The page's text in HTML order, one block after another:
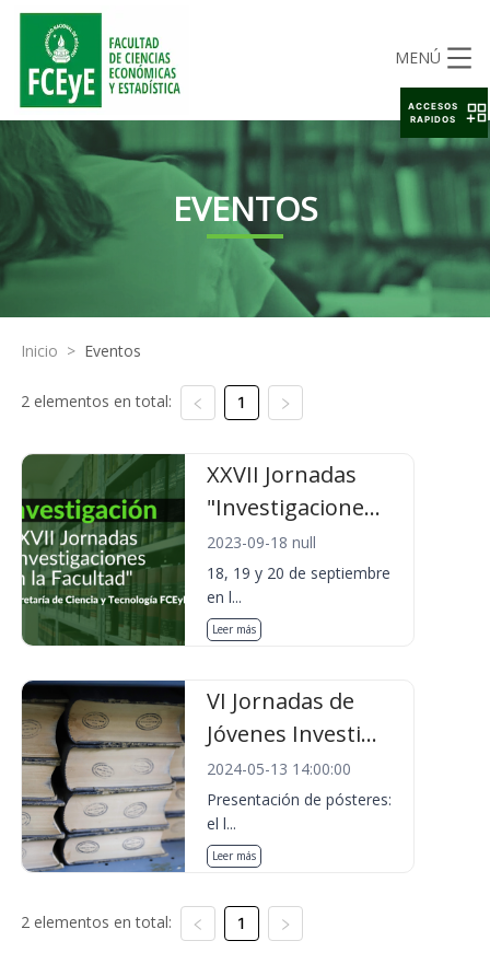
MENÚ
EVENTOS
Inicio > Eventos
2 elementos en total: 1
XXVII Jornadas
"Investigacione...
2023-09-18 null
18, 19 y 20 de septiembre
en l...
Leer más
VI Jornadas de
Jóvenes Investi...
2024-05-13 14:00:00
Presentación de pósteres:
el l...
Leer más
2 elementos en total: 1
ACCESOS
RAPIDOS